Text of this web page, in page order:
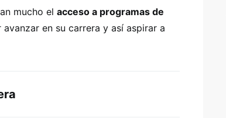
mucho el acceso a programas de
en su carrera y así aspirar a